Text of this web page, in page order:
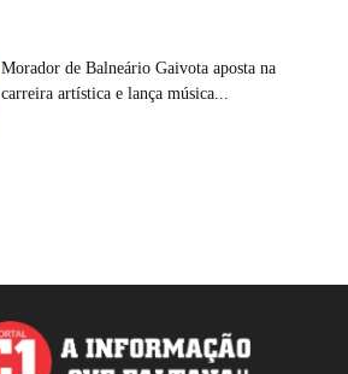
Morador de Balneário Gaivota aposta na
carreira artística e lança música...